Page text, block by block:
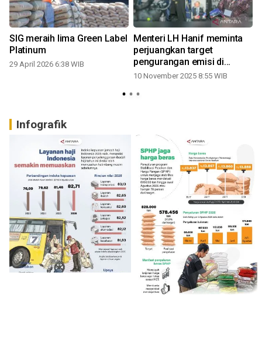
SIG meraih lima Green Label
Platinum
29 April 2026 6:38 WIB
Menteri LH Hanif meminta
perjuangkan target
pengurangan emisi di
COP30
10 November 2025 8:55 WIB
Infografik